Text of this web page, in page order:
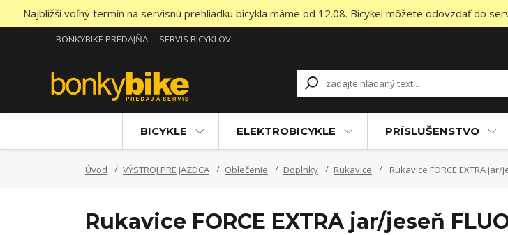
Najbližší voľný termín na servisnú prehliadku bicykla máme od 12.08. Bicykel môžete odovzdať do
BONKYBIKE PREDAJŇA SERVIS BICYKLOV
BICYKLE ELEKTROBICYKLE PRÍSLUŠENSTVO
Úvod VÝSTROJ PRE JAZDCA Oblečenie Doplnky Rukavice Rukavice FORCE EXTRA jar/
Rukavice FORCE EXTRA jar/jeseň